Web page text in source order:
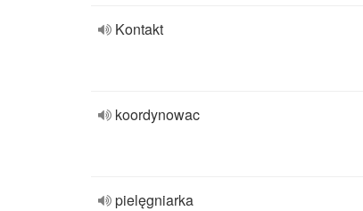
Kontakt
koordynowac
pielęgniarka